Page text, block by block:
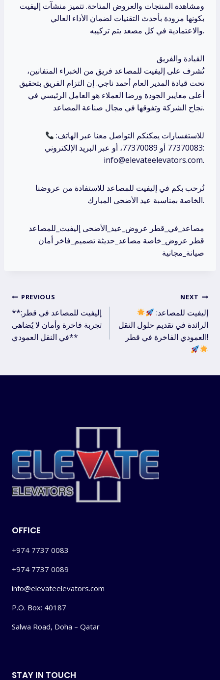
ومشاهدة المنتجات والعروض المتاحة. تتميز منشآت إليفيت
بكونها مزودة بأحدث التقنيات لضمان الأداء العالي
والاعتمادية في كل مصعد يتم تركيبه.
القيادة والفريق
تُشرف على إليفيت للمصاعد فريق من الخبراء المتفانين،
تحت قيادة المدير العام أحمد ناجي. إن التزام الفريق بتحقيق
أعلى معايير الجودة ورضا العملاء هو العامل الرئيسي في
نجاح الشركة وتفوقها في مجال صناعة المصاعد.
77370083 أو 77370089، أو عبر البريد الإلكتروني:
info@elevateelevators.com.
نُرحب بكم في إليفيت للمصاعد للاستفادة من عروضنا
الخاصة بمناسبة عيد الأضحى المبارك.
مصاعد_في_قطر عروض_عيد_الأضحى إليفيت_للمصاعد
قطر عروض_خاصة مصاعد_حديثة تصميم_فاخر أمان
صيانة_مجانية
Post
navigation
PREVIOUS
**إليفيت للمصاعد في قطر:
تجربة فاخرة وأمان لا يُضاهى
في النقل العمودي**
NEXT
الرائدة في تقديم حلول النقل
العمودي الفاخرة في قطر!
OFFICE
+974 7737 0083
+974 7737 0089
info@elevateelevators.com
P.O. Box: 40187
Salwa Road, Doha – Qatar
STAY IN TOUCH